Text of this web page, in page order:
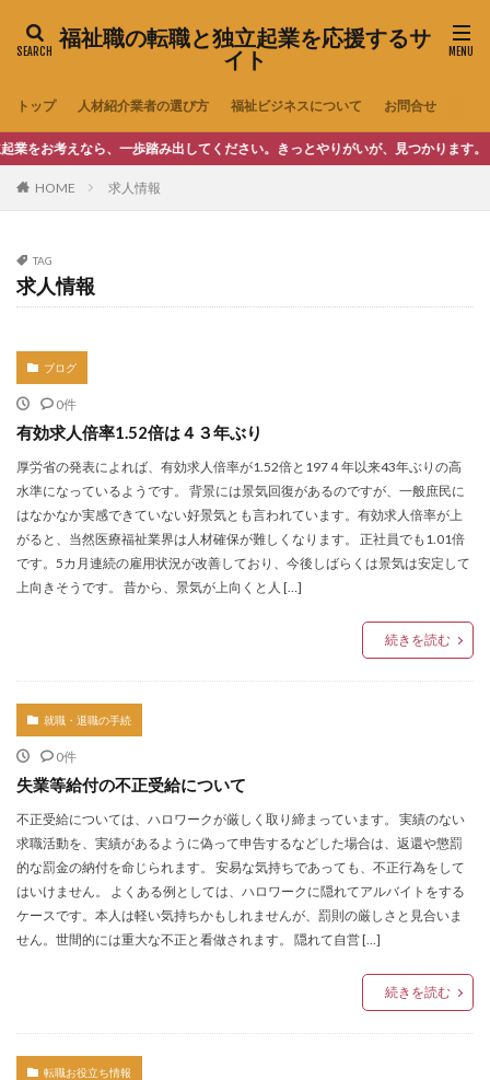
福祉職の転職と独立起業を応援するサ
イト
トップ 人材紹介業者の選び方 福祉ビジネスについて お問合せ
えなら、一歩踏み出してください。きっとやりがいが、見つかります。
HOME 求人情報
TAG
求人情報
ブログ
0件
有効求人倍率1.52倍は４３年ぶり
厚労省の発表によれば、有効求人倍率が1.52倍と197４年以来43年ぶりの高
水準になっているようです。 背景には景気回復があるのですが、一般庶民に
はなかなか実感できていない好景気とも言われています。有効求人倍率が上
がると、当然医療福祉業界は人材確保が難しくなります。 正社員でも1.01倍
です。5カ月連続の雇用状況が改善しており、今後しばらくは景気は安定して
上向きそうです。 昔から、景気が上向くと人 […]
続きを読む
就職・退職の手続
0件
失業等給付の不正受給について
不正受給については、ハロワークが厳しく取り締まっています。 実績のない
求職活動を、実績があるように偽って申告するなどした場合は、返還や懲罰
的な罰金の納付を命じられます。 安易な気持ちであっても、不正行為をして
はいけません。 よくある例としては、ハロワークに隠れてアルバイトをする
ケースです。本人は軽い気持ちかもしれませんが、罰則の厳しさと見合いま
せん。世間的には重大な不正と看做されます。 隠れて自営 […]
続きを読む
転職お役立ち情報